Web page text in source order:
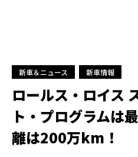
新車＆ニュース 新車情報
ロールス・ロイス
ト・プログラム
離は200万km！